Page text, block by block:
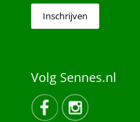
Volg Sennes.nl